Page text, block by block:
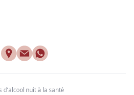
d'alcool nuit à la santé